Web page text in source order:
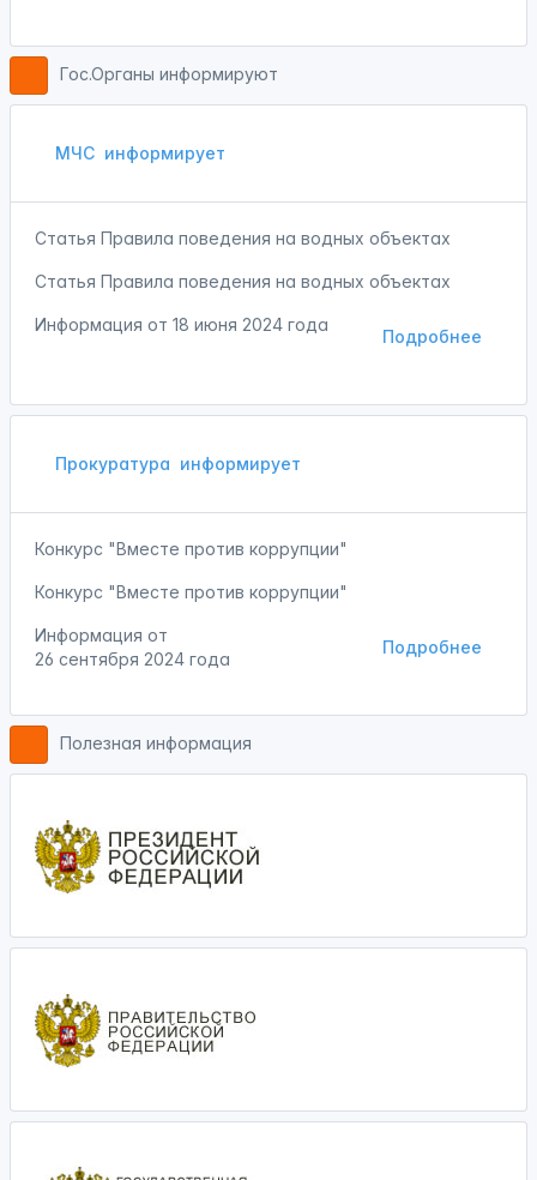
Гос.Органы информируют
МЧС информирует
Статья Правила поведения на водных объектах
Статья Правила поведения на водных объектах
Подробнее
Информация от 18 июня 2024 года
Прокуратура информирует
Конкурс "Вместе против коррупции"
Конкурс "Вместе против коррупции"
Подробнее
Информация от
26 сентября 2024 года
Полезная информация